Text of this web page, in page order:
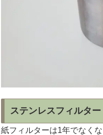
ステンレスフィルター
紙フィルターは1年でなく